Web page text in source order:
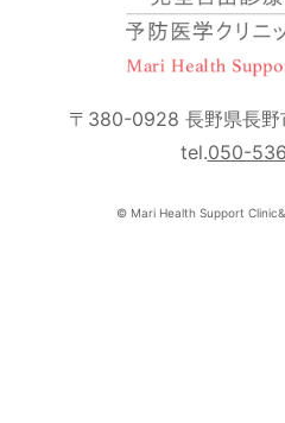
〒380-0928 長野県長野
tel.050-
© Mari Health Support